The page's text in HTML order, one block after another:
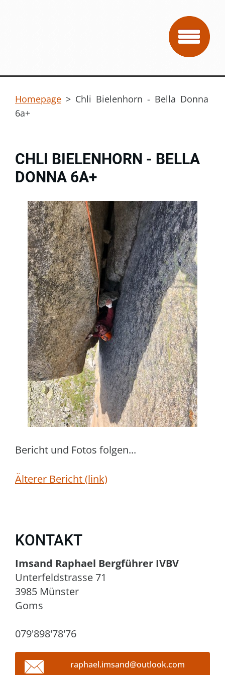
Homepage > Chli Bielenhorn - Bella Donna
6a+
CHLI BIELENHORN - BELLA
DONNA 6A+
Bericht und Fotos folgen...
Älterer Bericht (link)
KONTAKT
Imsand Raphael Bergführer IVBV
Unterfeldstrasse 71
3985 Münster
Goms
079'898'78'76
raphael.imsand@outlook.com